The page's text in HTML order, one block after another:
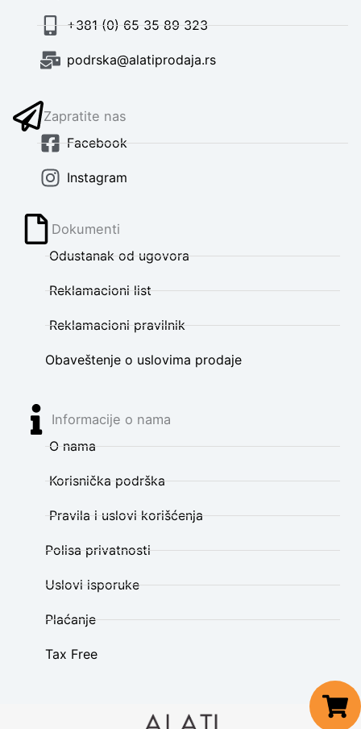
+381 (0) 65 35 89 323
podrska@alatiprodaja.rs
Zapratite nas
Facebook
Instagram
Dokumenti
Odustanak od ugovora
Reklamacioni list
Reklamacioni pravilnik
Obaveštenje o uslovima prodaje
Informacije o nama
O nama
Korisnička podrška
Pravila i uslovi korišćenja
Polisa privatnosti
Uslovi isporuke
Plaćanje
Tax Free